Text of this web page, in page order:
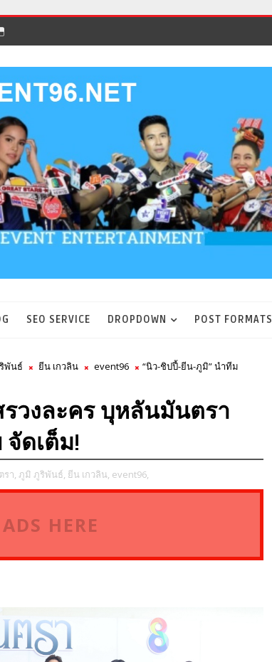
SEO SERVICE DROPDOWN POST FORMATS
พันธ์ ยีน เกวลิน event96
“นิว-ชิปปี้-ยีน-ภูมิ” นำทีม
วงละคร บุหลันมันตรา
ดเต็ม!
า, ภูมิ ภูริพันธ์, ยีน เกวลิน, event96,
HERE